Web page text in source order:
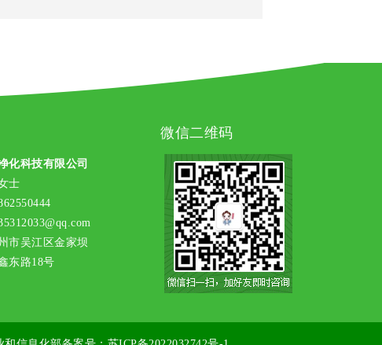
化科技有限公司
士
市吴江区金家坝
18号
微信二维码